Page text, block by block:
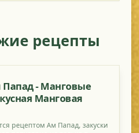
рецепты
- Манговые
Манговая
рецептом Ам Папад, закуски